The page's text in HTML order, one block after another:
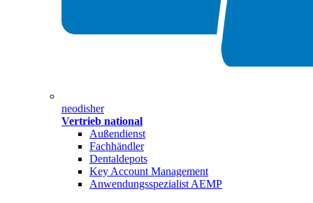
neodisher
Vertrieb national
Außendienst
Fachhändler
Dentaldepots
Key Account Management
Anwendungsspezialist AEMP